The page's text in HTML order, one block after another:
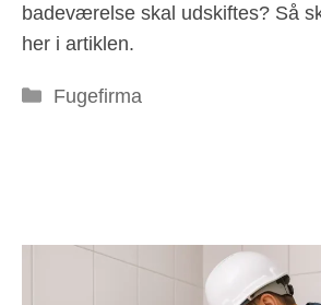
badeværelse skal udskiftes? Så
her i artiklen.
Kategorier
Fugefirma